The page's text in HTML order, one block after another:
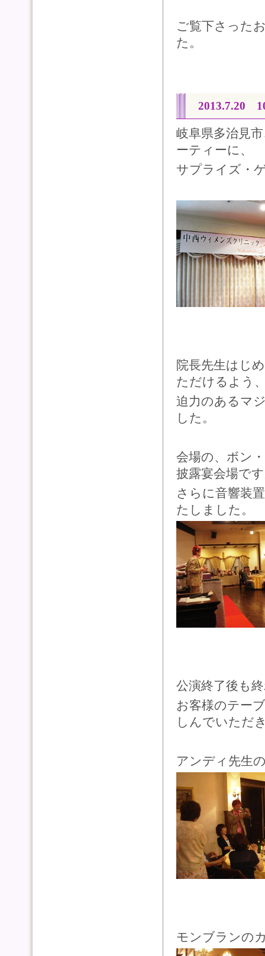
ご覧下さった
た。
2013.7.20
岐阜県多治見
ーティーに、
サプライズ・
院長先生はじ
ただけるよう
迫力のあるマ
した。
会場の、ボン
披露宴会場で
さらに音響装
たしました。
公演終了後も
お客様のテー
しんでいただ
アンディ先生
モンブランの